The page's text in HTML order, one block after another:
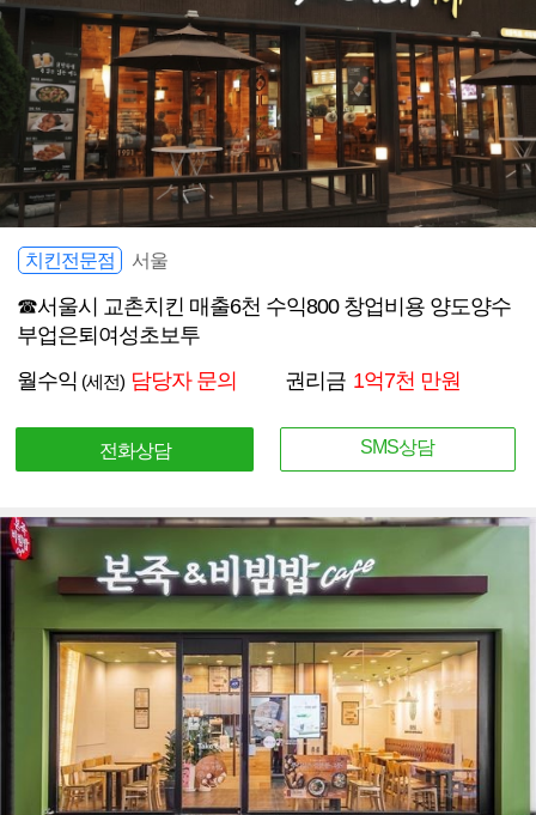
치킨전문점 서울
☎서울시 교촌치킨 매출6천 수익800 창업비용 양도양수
부업은퇴여성초보투
월수익 (세전) 담당자 문의 권리금 1억7천 만원
전화상담 SMS상담